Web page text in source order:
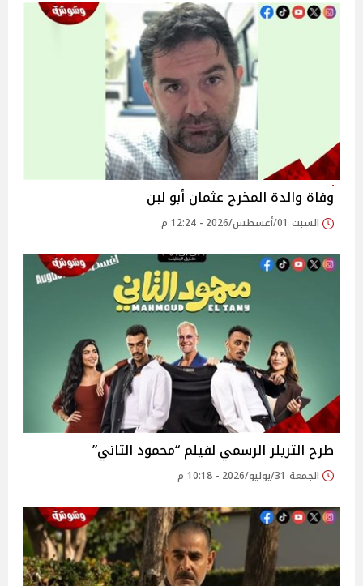
وفاة والدة المخرج عثمان أبو لبن
السبت 01/أغسطس/2026 - 12:24 م
طرح التريلر الرسمي لفيلم “محمود التاني”
الجمعة 31/يوليو/2026 - 10:18 م